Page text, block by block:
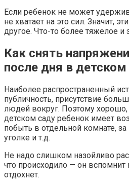
Если ребенок не может
не хватает на это сил. Значит,
другое. Что-то более тяжелое и
Как снять
после дня в детском
Наиболее распространенный
публичность, присутствие
людей вокруг. Поэтому хорошо,
детском саду ребенок имеет
побыть в отдельной комнате,
уголке и т.д.
Не надо слишком назойливо
что происходило — он вспомнит
отдохнет.